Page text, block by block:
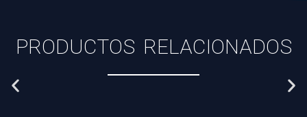
PRODUCTOS RELACIONADOS